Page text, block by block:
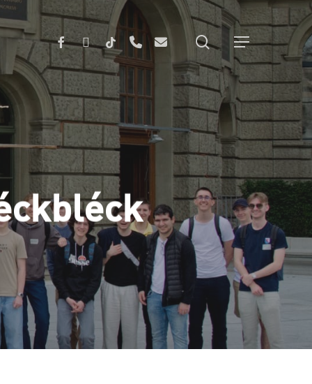
Menu
search
FACEBOOK
INSTAGRAM
TIKTOKPHONEEMAIL